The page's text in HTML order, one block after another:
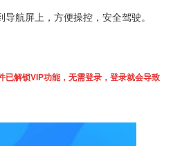
航屏上，方便操控，安全驾驶。
已解锁VIP功能，无需登录，登录就会导致